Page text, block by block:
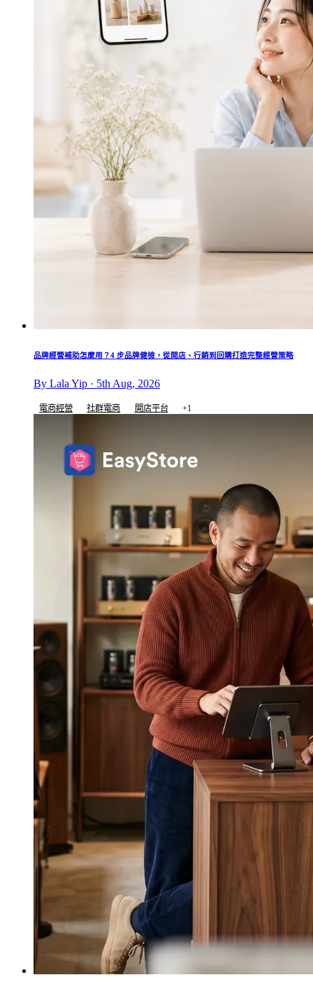
品牌經營補助怎麼用？4 步品牌健檢，從開店、行銷到回購打造完整經營策略
By Lala Yip · 5th Aug, 2026
電商經營 社群電商 開店平台 +1